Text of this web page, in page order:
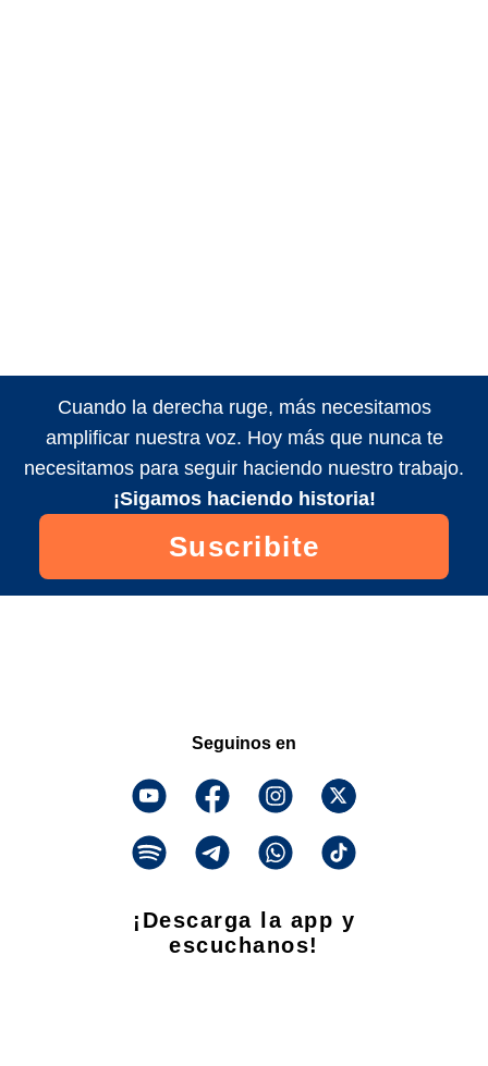
Cuando la derecha ruge, más necesitamos
amplificar nuestra voz. Hoy más que nunca te
necesitamos para seguir haciendo nuestro trabajo.
¡Sigamos haciendo historia!
Suscribite
Seguinos en
¡Descarga la app y
escuchanos!